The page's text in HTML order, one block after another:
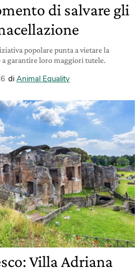
di salvare gli
popolare punta a vietare la
a garantire loro maggiori tutele.
di Animal Equality
Villa Adriana